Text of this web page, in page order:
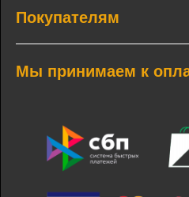
Покупателям
Мы принимаем к